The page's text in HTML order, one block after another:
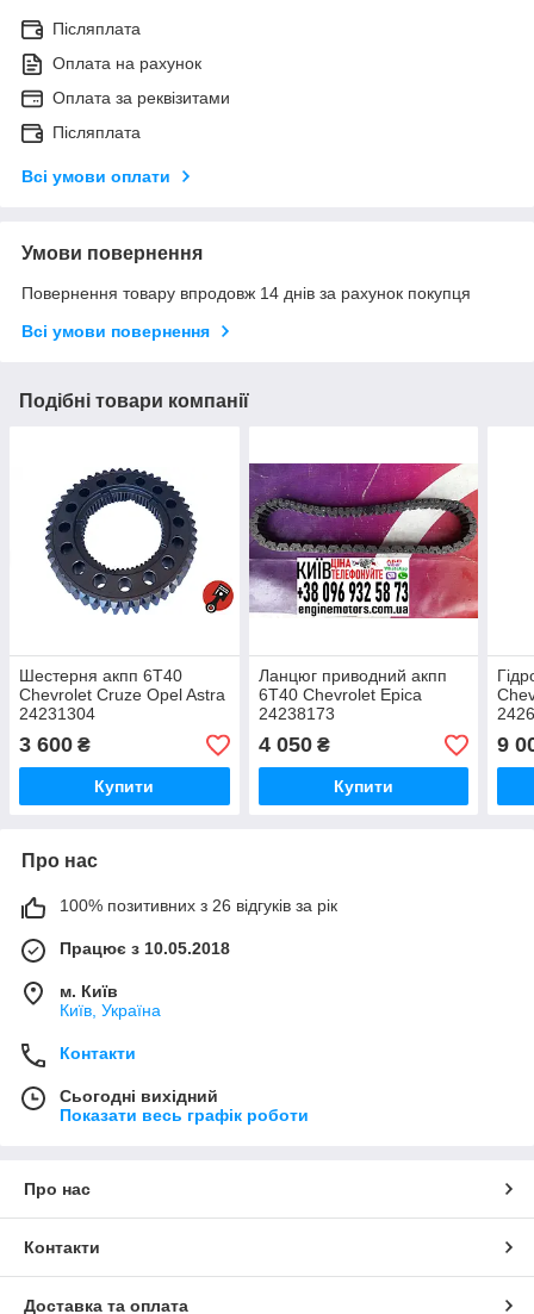
Післяплата
Оплата на рахунок
Оплата за реквізитами
Післяплата
Всі умови оплати
Умови повернення
Повернення товару впродовж 14 днів за рахунок покупця
Всі умови повернення
Подібні товари компанії
Шестерня акпп 6T40
Chevrolet Cruze Opel Astra
24231304
3 600 ₴
Купити
Ланцюг приводний акпп
6T40 Chevrolet Epica
24238173
4 050₴
Купити
9
Про нас
100% позитивних з 26 відгуків за рік
Працює з 10.05.2018
м. Київ
Київ, Україна
Контакти
Сьогодні вихідний
Показати весь графік роботи
Про нас
Контакти
Доставка та оплата